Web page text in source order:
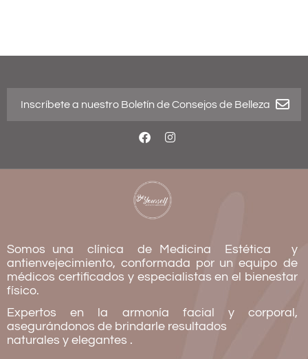
Somos una clínica de Medicina Estética y
antienvejecimiento, conformada por un equipo de
médicos certificados y especialistas en el bienestar
físico.
Expertos en la armonía facial y corporal,
asegurándonos de brindarle resultados
naturales y elegantes .